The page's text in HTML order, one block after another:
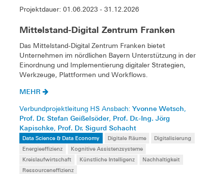
Projektdauer: 01.06.2023 - 31.12.2026
Mittelstand-Digital Zentrum Franken
Das Mittelstand-Digital Zentrum Franken bietet
Unternehmen im nördlichen Bayern Unterstützung in der
Einordnung und Implementierung digitaler Strategien,
Werkzeuge, Plattformen und Workflows.
MEHR
Verbundprojektleitung HS Ansbach: Yvonne Wetsch,
Prof. Dr. Stefan Geißelsöder, Prof. Dr.-Ing. Jörg
Kapischke, Prof. Dr. Sigurd Schacht
Data Science & Data Economy Digitale Räume
Digitalisierung
Energieeffizienz
Kognitive Assistenzsysteme
Kreislaufwirtschaft
Künstliche Intelligenz
Nachhaltigkeit
Ressourceneffizienz